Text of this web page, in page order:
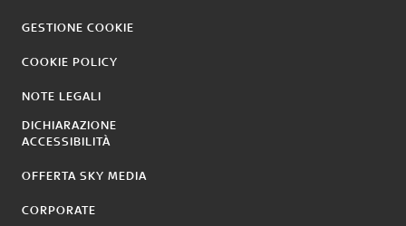
GESTIONE COOKIE
COOKIE POLICY
NOTE LEGALI
DICHIARAZIONE
ACCESSIBILITÀ
OFFERTA SKY MEDIA
CORPORATE